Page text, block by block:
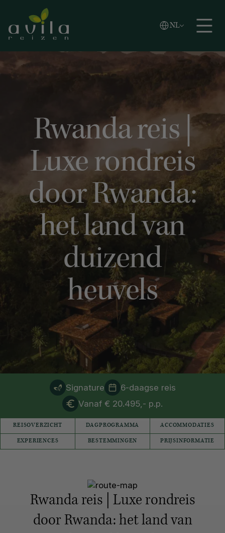
Zoeken
NL
Vlaams
English
Rwanda reis |
Luxe rondreis
door Rwanda:
het land van
duizend
heuvels
Signature
6-daagse reis
Vanaf € 20.495,- p.p.
REISOVERZICHT DAGPROGRAMMA ACCOMMODATIES
EXPERIENCES BESTEMMINGEN PRIJSINFORMATIE
Rwanda reis | Luxe rondreis
door Rwanda: het land van